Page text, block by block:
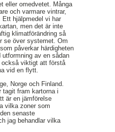
eller omedvetet. Många
och varmare vintrar,
Ett hjälpmedel vi har
men det är inte
klimatförändring så
se över systemet. Om
påverkar härdigheten
av en sådan
också viktigt att förstå
vid en flytt.
Norge och Finland.
tagit fram kartorna i
är en jämförelse
vilka zoner som
senaste
jag behandlar vilka